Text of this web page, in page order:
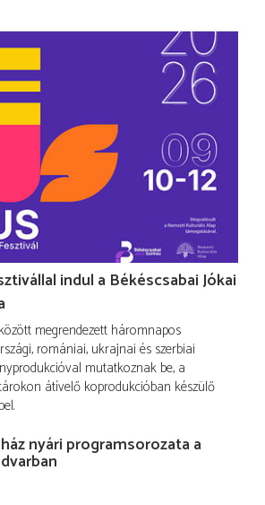
indul a Békéscsabai Jókai
megrendezett háromnapos
romániai, ukrajnai és szerbiai
mutatkoznak be, a
átívelő koprodukcióban készülő
nyári programsorozata a